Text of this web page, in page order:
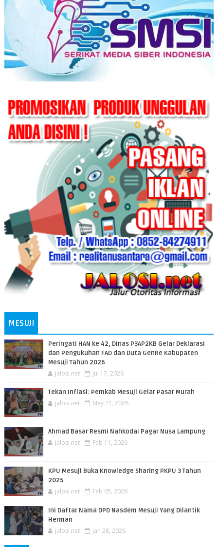
MESUJI
Peringati HAN ke 42, Dinas P3AP2KB Gelar Deklarasi
dan Pengukuhan FAD dan Duta GenRe Kabupaten
Mesuji Tahun 2026
jalosi.net Jul 17, 2026
Tekan Inflasi: Pemkab Mesuji Gelar Pasar Murah
jalosi.net May 21, 2026
Ahmad Basar Resmi Nahkodai Pagar Nusa Lampung
jalosi.net Feb 11, 2026
KPU Mesuji Buka Knowledge Sharing PKPU 3 Tahun
2025
jalosi.net Feb 05, 2026
Ini Daftar Nama DPD Nasdem Mesuji Yang Dilantik
Herman
jalosi.net Jan 28, 2026